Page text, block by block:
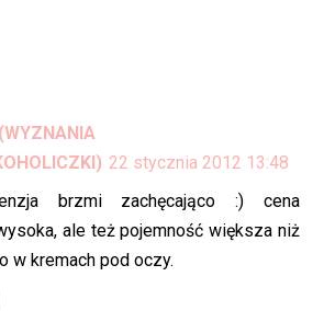
22 stycznia 2012 13:48
brzmi zachęcająco :) cena
ale też pojemność większa niż
w kremach pod oczy.